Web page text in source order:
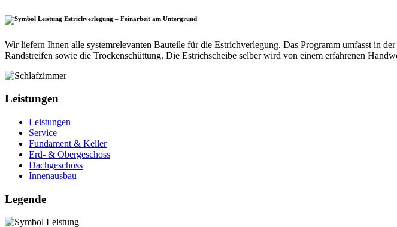
Estrichverlegung – Feinarbeit am Untergrund
Wir liefern Ihnen alle systemrelevanten Bauteile für die Estrichverlegung. Das Programm umfasst in
Randstreifen sowie die Trockenschüttung. Die Estrichscheibe selber wird von einem erfahrenen
Leistungen
Leistungen
Service
Fundament & Keller
Erd- & Obergeschoss
Dachgeschoss
Innenausbau
Legende